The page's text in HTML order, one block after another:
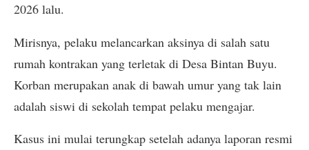
2026 lalu.
Mirisnya, pelaku melancarkan aksinya di salah satu
rumah kontrakan yang terletak di Desa Bintan Buyu.
Korban merupakan anak di bawah umur yang tak lain
adalah siswi di sekolah tempat pelaku mengajar.
Kasus ini mulai terungkap setelah adanya laporan resmi